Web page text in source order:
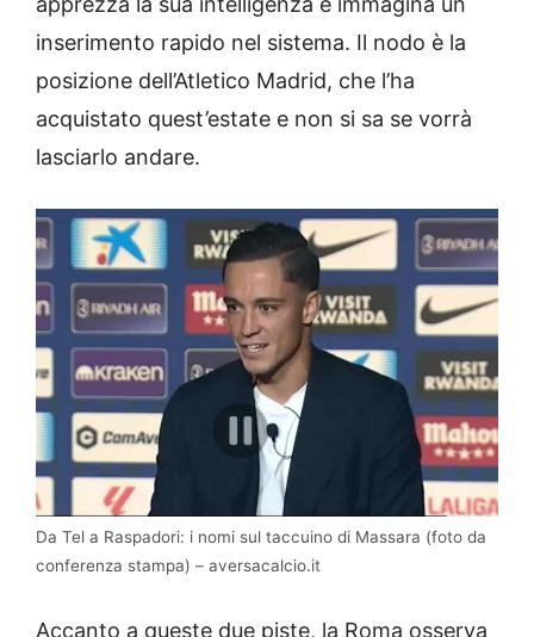
inserimento rapido nel sistema. Il nodo è la
posizione dell’Atletico Madrid, che l’ha
acquistato quest’estate e non si sa se vorrà
lasciarlo andare.
Da Tel a Raspadori: i nomi sul taccuino di Massara (foto da
conferenza stampa) – aversacalcio.it
Accanto a queste due piste, la Roma osserva